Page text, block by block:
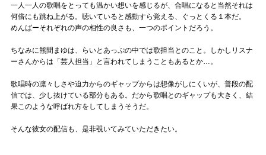
一人一人の歌唱をとっても温かい想いを感じるが、合唱になると当然それは
何倍にも跳ね上がる。聴いていると感動すら覚える、ぐっとくる１本だ。
めんばーそれぞれの声の相性の良さも、一つのポイントだろう。
ちなみに熊間まゆは、らいとあっぷの中では歌担当とのこと。しかしリスナ
ーさんからは「芸人担当」と言われてしまうこともあるとか…。
歌唱時の凛々しさや迫力からのギャップからは想像がしにくいが、普段の配
信では、少し抜けている部分もある。だから歌唱とのギャップも大きく、結
果このような呼ばれ方をしてしまうそうだ。
そんな彼女の配信も、是非覗いてみていただきたい。